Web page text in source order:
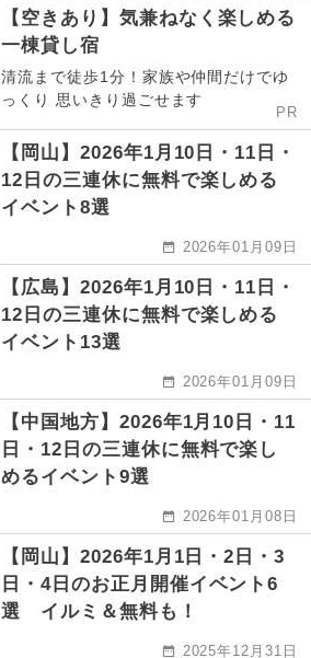
【空きあり】気兼ねなく楽しめる
一棟貸し宿
清流まで徒歩1分！家族や仲間だけでゆ
っくり 思いきり過ごせます
PR
【岡山】2026年1月10日・11日・
12日の三連休に無料で楽しめる
イベント8選
2026年01月09日
【広島】2026年1月10日・11日・
12日の三連休に無料で楽しめる
イベント13選
2026年01月09日
【中国地方】2026年1月10日・11
日・12日の三連休に無料で楽し
めるイベント9選
2026年01月08日
【岡山】2026年1月1日・2日・3
日・4日のお正月開催イベント6
選 イルミ＆無料も！
2025年12月31日